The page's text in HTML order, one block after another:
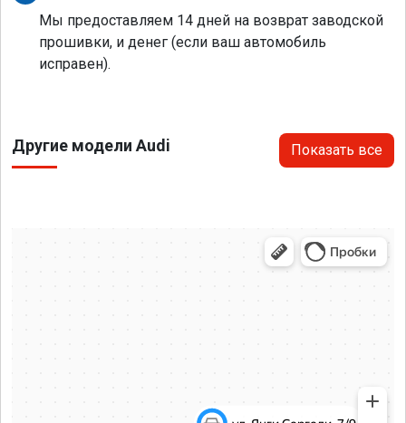
Мы предоставляем 14 дней на возврат заводской
прошивки, и денег (если ваш автомобиль
исправен).
Другие модели Audi Показать все